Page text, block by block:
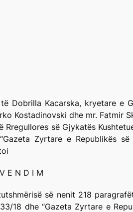
Dobrilla Kacarska, kryetare e
Kostadinovski dhe mr. Fatmir
së Gjykatës
Zyrtare e Republikës
E N D I M
së nenit 218
18 dhe “Gazeta Zyrtare e